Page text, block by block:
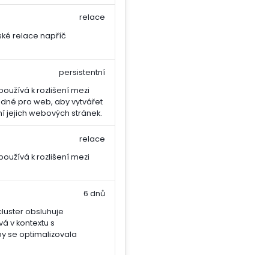
relace napříč
relace
k rozlišení mezi
pro web, aby vytvářet
jejich webových stránek.
persistentní
k rozlišení mezi
relace
obsluhuje
v kontextu s
se optimalizovala
6 dnů